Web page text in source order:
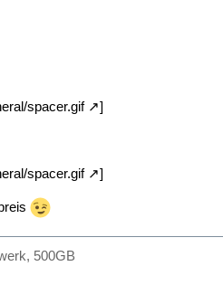
spacer.gif ]
spacer.gif ]
500GB